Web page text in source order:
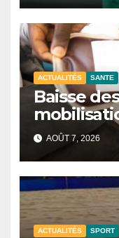
ACTUALITÉS SANTE
Baisse
CNTS de
AOÛT 7, 2026
ACTUALITÉS SPORT